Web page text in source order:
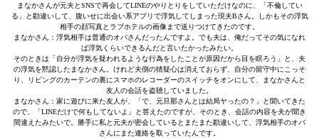
まなかさんが元夫とSNSで再会してLINEのやりとりをしていただけなのに、「不倫してい
る」と勘違いして、腹いせに出会い系アプリで浮気してしまった現夫Bさん。しかもその浮気
相手の顔写真とラブホテルの画像まで送りつけてきたのです。
まなかさん：浮気相手は普通のオバさんだったんですよ。でも夫は、俺だってその気になれ
ば浮気くらいできるんだと言いたかったみたい。
そのときは「自分が浮気を疑われるような行為をしたことが原因だから目を瞑ろう」と、夫
の浮気を黙認したまなかさん。けれど夫側の猜疑心は消えておらず、自分の留守中にこっそ
り、リビングのカーテンの裏にスマホのレコーダーのスイッチをオンにして、まなかさんと
友人の会話を盗聴していました。
まなかさん：家に遊びに来た友人が、「で、元旦那さんとは結局ヤったの？」と聞いてきた
ので、「LINEだけで何もしてないよ」と答えたのですが、そのとき、会話の内容を夫が聞き
間違えたみたいで。勝手に私と元夫が密会しているとまたまた勘違いして、浮気相手のオバ
さんにまた連絡を取っていたんです。